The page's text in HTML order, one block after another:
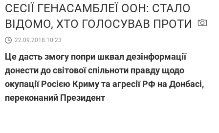
СЕСІЇ ГЕНАСАМБЛЕЇ ООН: СТАЛО
ВІДОМО, ХТО ГОЛОСУВАВ ПРОТИ
22.09.2018 10:23
Це дасть змогу попри шквал дезінформації
донести до світової спільноти правду щодо
окупації Росією Криму та агресії РФ на Донбасі,
переконаний Президент